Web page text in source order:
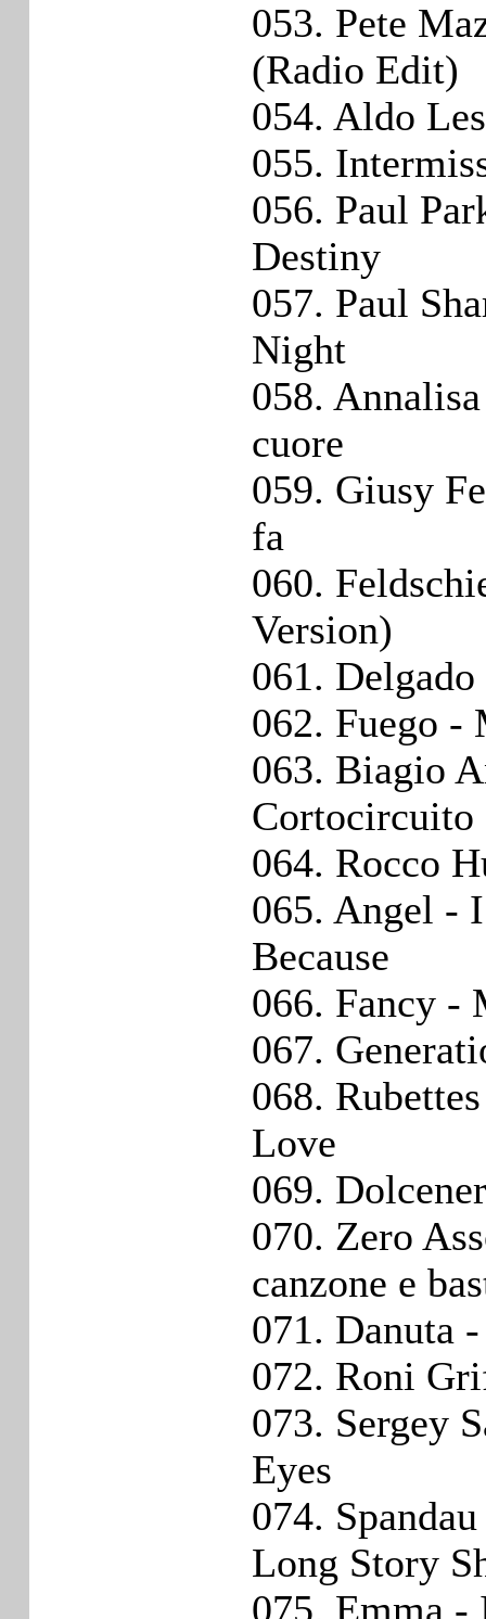
053. Pete
(Radio Edit)
054. Aldo
055.
056. Paul
Destiny
057. Paul
Night
058.
cuore
059. Giusy
fa
060.
Version)
061.
062. Fuego -
063. Biagio
Cortocircuito
064. Rocco
065. Angel -
Because
066. Fancy -
067.
068.
Love
069.
070. Zero
canzone e
071. Danuta
072. Roni
073. Sergey
Eyes
074.
Long Story
075. Emma -